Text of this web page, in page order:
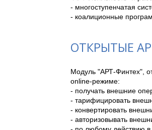
- многоступенчатая
- коалиционные
ОТКРЫТЫЕ
Модуль "АРТ-Финтех",
online-режиме:
- получать внешние
- тарифицировать
- конвертировать
- авторизовывать